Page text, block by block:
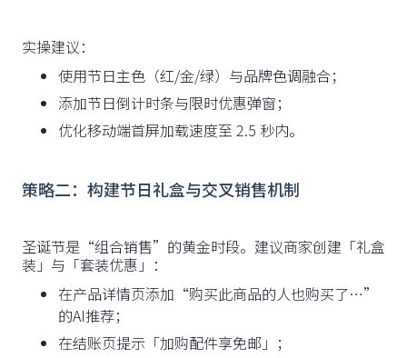
实操建议：
使用节日主色（红/金/绿）与品牌色调融合；
添加节日倒计时条与限时优惠弹窗；
优化移动端首屏加载速度至 2.5 秒内。
策略二：构建节日礼盒与交叉销售机制
圣诞节是“组合销售”的黄金时段。建议商家创建「礼盒
装」与「套装优惠」：
在产品详情页添加“购买此商品的人也购买了…”
的AI推荐；
在结账页提示「加购配件享免邮」；